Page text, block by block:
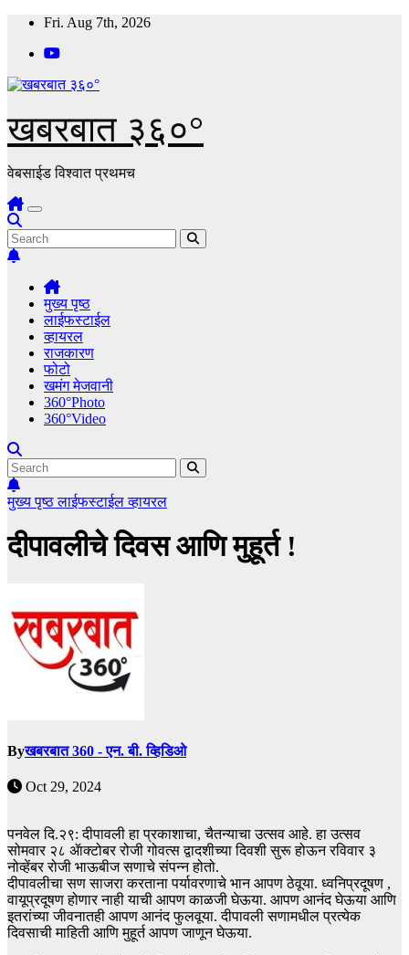
Skip
content
Fri. Aug 7th, 2026
खबरबात ३६०°
वेबसाईड विश्वात प्रथमच
मुख्य पृष्ठ
लाईफस्टाईल
व्हायरल
राजकारण
फोटो
खमंग मेजवानी
360°Photo
360°Video
मुख्य पृष्ठलाईफस्टाईलव्हायरल
दीपावलीचे दिवस आणि मुहूर्त !
Byखबरबात 360 - एन. बी. व्हिडिओ
Oct 29, 2024
पनवेल दि.२९: दीपावली हा प्रकाशाचा, चैतन्याचा उत्सव आहे. हा उत्सव
सोमवार २८ ॲाक्टोबर रोजी गोवत्स द्वादशीच्या दिवशी सुरू होऊन रविवार ३
नोव्हेंबर रोजी भाऊबीज सणाचे संपन्न होतो.
दीपावलीचा सण साजरा करताना पर्यावरणाचे भान आपण ठेवूया. ध्वनिप्रदूषण ,
वायूप्रदूषण होणार नाही याची आपण काळजी घेऊया. आपण आनंद घेऊया आणि
इतरांच्या जीवनातही आपण आनंद फुलवूया. दीपावली सणामधील प्रत्येक
दिवसाची माहिती आणि मुहूर्त आपण जाणून घेऊया.